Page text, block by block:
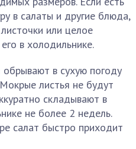
в салаты и другие блюда,
или целое
в холодильнике.
в сухую погоду
листья не будут
складывают в
не более 2 недель.
салат быстро приходит